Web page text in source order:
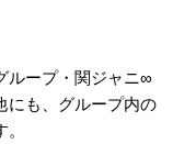
ループ・関ジャニ∞
にも、グループ内の